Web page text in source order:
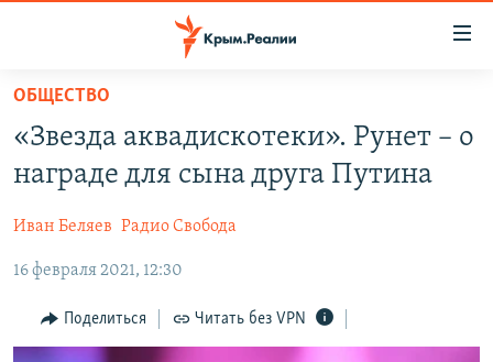
Вернуться
основному
содержанию
Вернутся
навигации
Вернутся
СПЕЦПРОЕКТЫ
КАРТА ВОЕННЫХ ОБЪЕКТОВ КРЫМА
11 ЛЕТ ОККУПАЦИИ КРЫМА. 11 ИСТОРИЙ СОПРОТИВЛЕНИЯ
ВОДА
ИСТОРИЯ
ЕЩЕ
ИНТЕРАКТИВ
ИНФОГРАФИКА
РАДІО СВОБОДА
КАК ОБОЙТИ БЛОКИРОВКУ
ОБЩЕСТВО
«Звезда аквадискотеки». Рунет – о
награде для сына друга Путина
Иван Беляев Радио Свобода
16 февраля 2021, 12:30
Поделиться Читать без VPN